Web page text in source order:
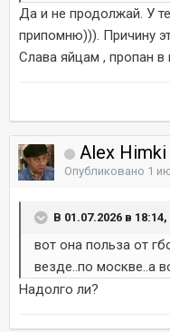
Да и не продолжай. У
припомню))). Причину
Слава яйцам , пропан в
Alex Himki
Опубликовано 1
В 01.07.2026 в
вот она польза от
везде..по москве..а
Надолго ли?